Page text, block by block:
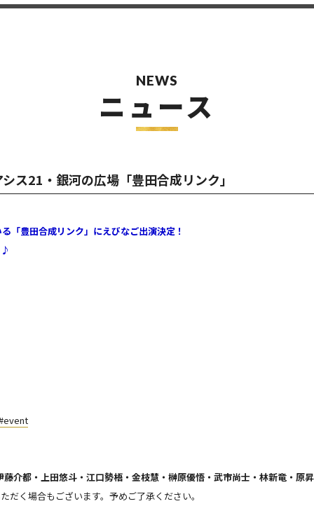
NEWS
ニュース
ス21・銀河の広場「豊田合成リンク」
「豊田合成リンク」にえびなご出演決定！
♪
介都・上田悠斗・江口勢梧・金枝慧・榊原優悟・武市尚士・林新竜・原
く場合もございます。予めご了承ください。